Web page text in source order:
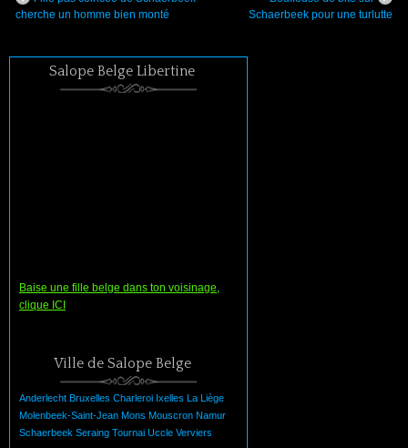
cherche un homme bien monté
Schaerbeek pour une turlutte
Salope Belge Libertine
Baise une fille belge dans ton voisinage,
clique ICI
Ville de Salope Belge
Anderlecht Bruxelles Charleroi Ixelles La Liège
Molenbeek-Saint-Jean Mons Mouscron Namur
Schaerbeek Seraing Tournai Uccle Verviers